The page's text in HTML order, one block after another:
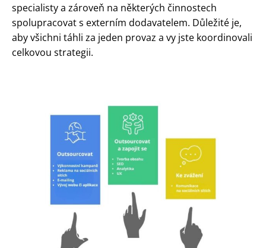
specialisty a zároveň na některých činnostech
spolupracovat s externím dodavatelem. Důležité je,
aby všichni táhli za jeden provaz a vy jste koordinovali
celkovou strategii.